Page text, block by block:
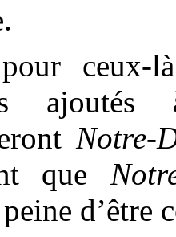
pour ceux-
Notre-
que
d’être